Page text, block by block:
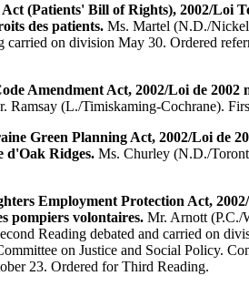
(Patients' Bill of Rights), 2002/Loi
des patients. Ms. Martel (N.D./
carried on division May 30. Ordered
Amendment Act, 2002/Loi de 2002
Ramsay (L./Timiskaming-Cochrane).
Green Planning Act, 2002/Loi de
d'Oak Ridges. Ms. Churley (N.D./
Employment Protection Act,
pompiers volontaires. Mr. Arnott (P.C./
Reading debated and carried on
on Justice and Social Policy.
23. Ordered for Third Reading.